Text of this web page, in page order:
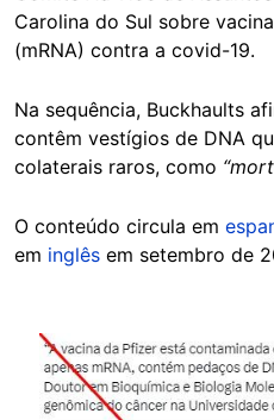
Carolina do Sul sobre
(mRNA) contra a covid-19.
Na sequência, Buckhaults
contêm vestígios de DNA
colaterais raros, como
O conteúdo circula em
em inglês em setembro de
Image